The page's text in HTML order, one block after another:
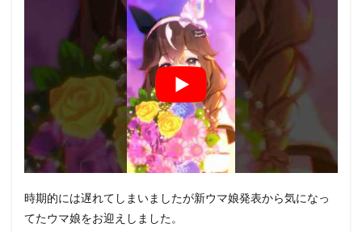
時期的には遅れてしまいましたが新ウマ娘発表から気になっ
てたウマ娘をお迎えしました。